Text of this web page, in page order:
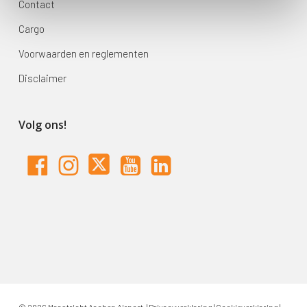
Contact
Cargo
Voorwaarden en reglementen
Disclaimer
Volg ons!